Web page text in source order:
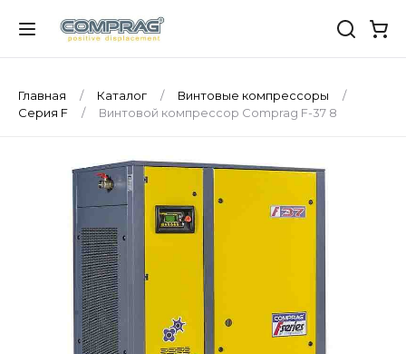
Главная Каталог
Винтовые компрессоры
Серия F
Винтовой компрессор Comprag F-37 8